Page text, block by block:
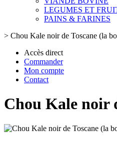
LEGUMES ET
PAINS & FARINES
> Chou Kale noir de Toscane (la
Accès direct
Commander
Mon compte
Contact
Chou Kale noir